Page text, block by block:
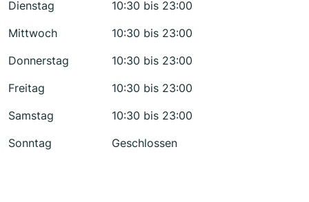
Dienstag
10:30 bis 23:00
Mittwoch
10:30 bis 23:00
Donnerstag
10:30 bis 23:00
Freitag
10:30 bis 23:00
Samstag
10:30 bis 23:00
Sonntag
Geschlossen